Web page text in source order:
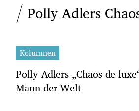
Polly Adlers
Kolumnen
Polly Adlers „Chaos de
Mann der Welt